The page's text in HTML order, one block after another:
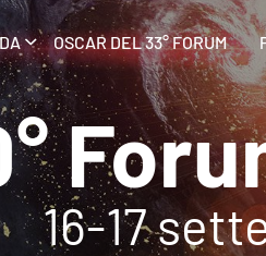
OSCAR DEL 33° FORUM
16-17